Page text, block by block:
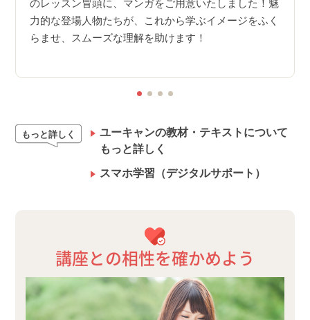
のレッスン冒頭に、マンガをご用意いたしました！魅
力的な登場人物たちが、これから学ぶイメージをふく
らませ、スムーズな理解を助けます！
もっと詳しく
ユーキャンの教材・テキストについて
もっと詳しく
スマホ学習（デジタルサポート）
講座との相性を確かめよう